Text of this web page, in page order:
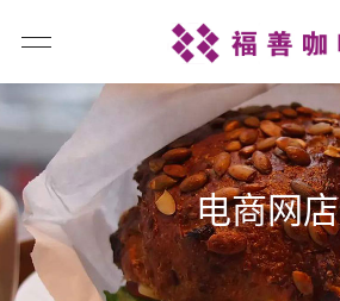
电商网店